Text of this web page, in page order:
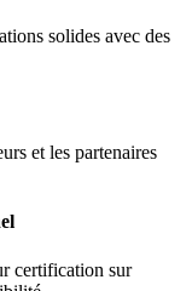
solides avec des
et les partenaires
certification sur